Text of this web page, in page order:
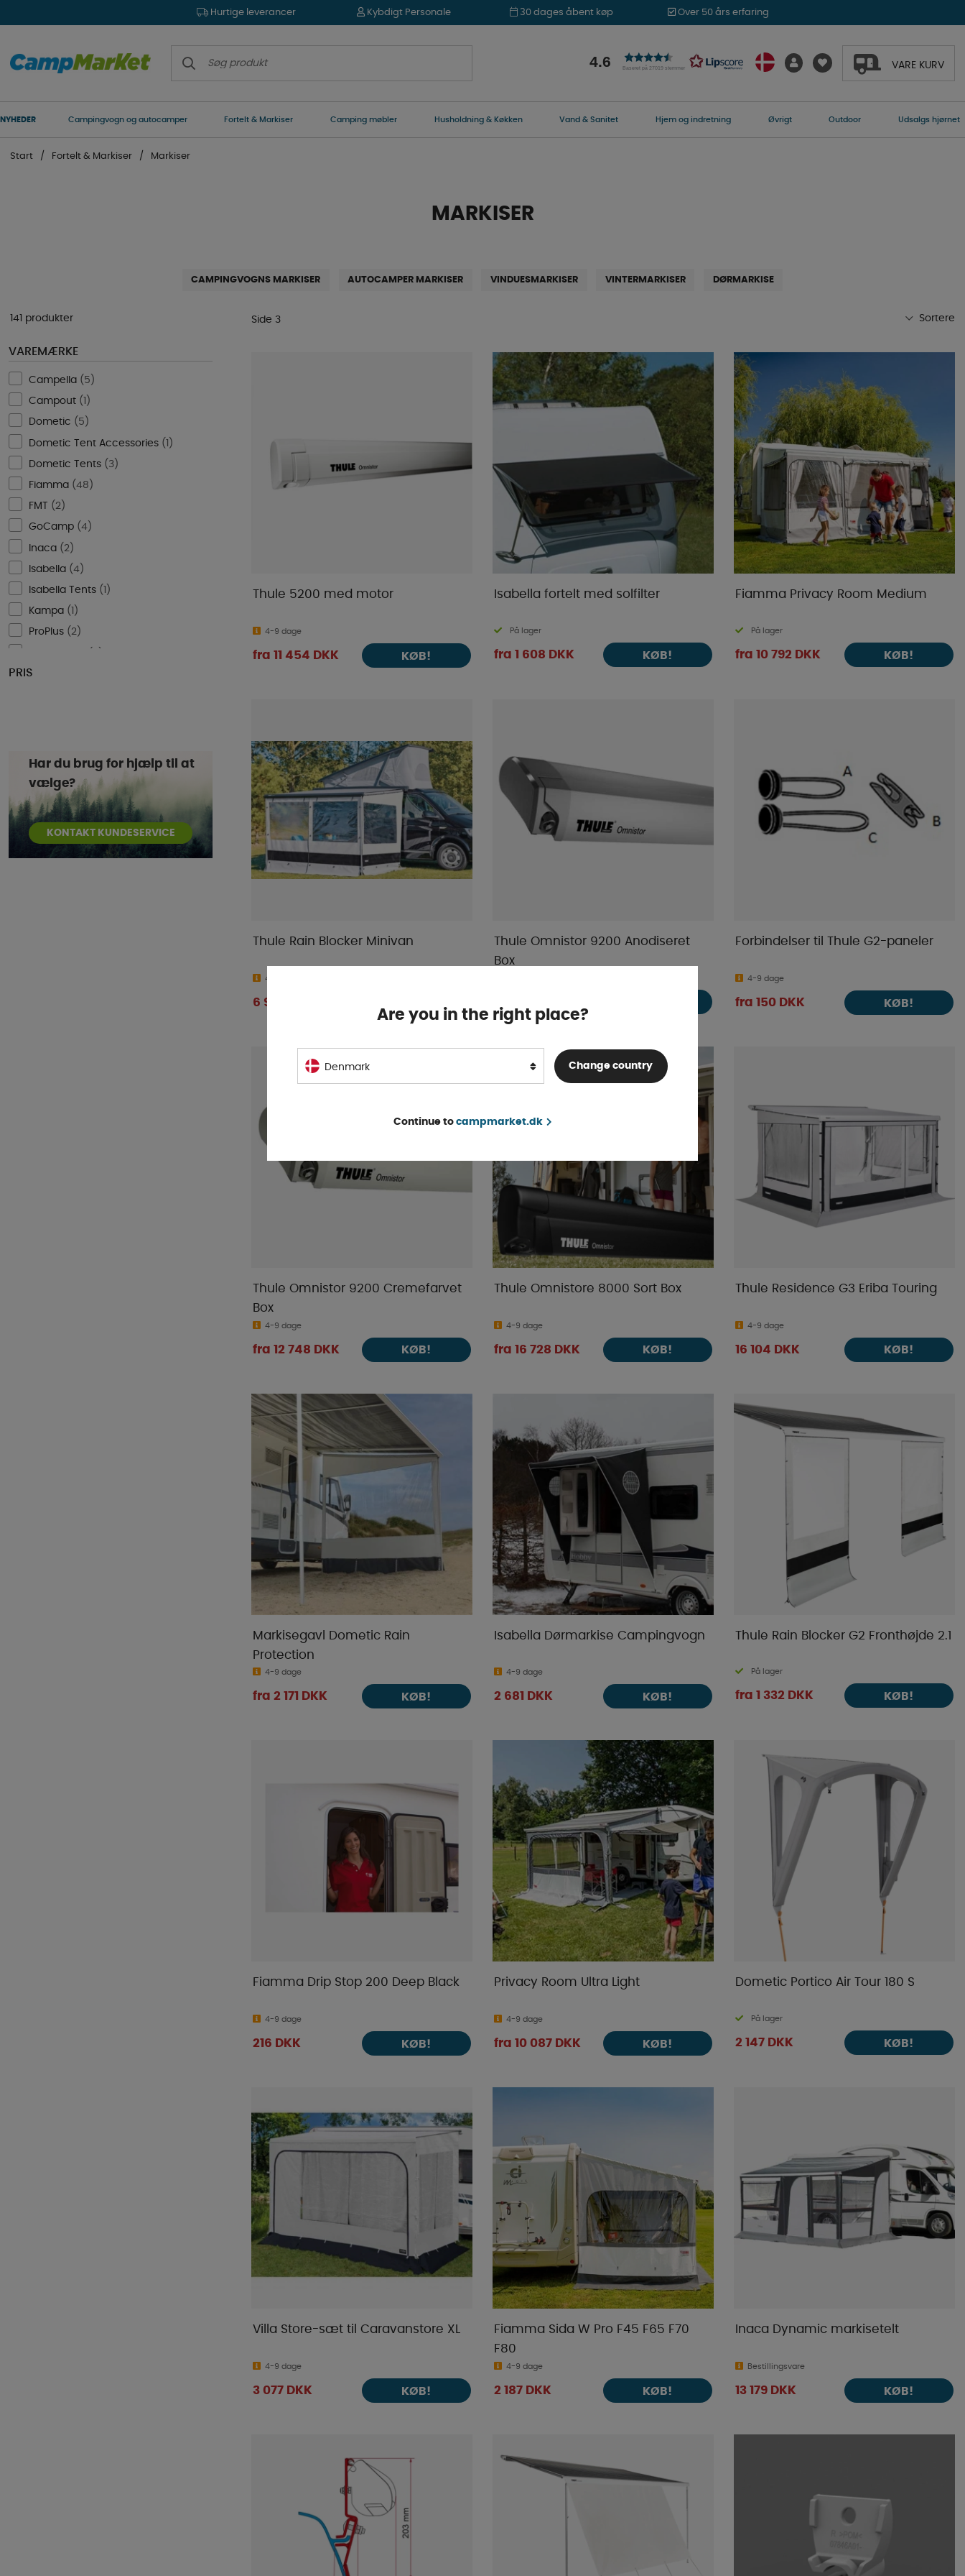
Hurtige leverancer Kybdigt Personale 30 dages åbent køp Over 50 års erfaring
4.6 Baseret på 27019 stemmer VARE KURV
NYHEDER Campingvogn og autocamper Fortelt & Markiser Camping møbler Husholdning & Køkken Vand & Sanitet Hjem og indretning Øvrigt Outdoor Udsalgs hjørnet
Start Fortelt & Markiser Markiser
MARKISER
CAMPINGVOGNS MARKISER AUTOCAMPER MARKISER VINDUESMARKISER VINTERMARKISER DØRMARKISE
Sortere
Mest populære
Navn A-Ø
Navn Ø-A
Laveste pris
Højeste pris
Varemærke
Publiceringsdato
141 produkter
VAREMÆRKE
Campella ( 5 )
Campout ( )
Dometic ( 5 )
Dometic Tent Accessories (1 )
Dometic Tents ( 3)
Fiamma (48 )
FMT ( 2)
GoCamp (4)
Inaca ( 2 )
Isabella (4 )
Isabella Tents ( )
Kampa ( )
ProPlus ( 2)
Svenska-Tält
PRIS
Har du brug for hjælp til at
vælge?
KONTAKT KUNDESERVICE
Side 3
Thule 5200 med motor
4-9 dage
fra 11 454 DKK KØB!
Isabella fortelt med solfilter
På lager
fra 1 608 DKK KØB!
Fiamma Privacy Room Medium
På lager
fra 10 792 DKK KØB!
Thule Rain Blocker Minivan
4-9 dage
6 983 DKK
Thule Omnistor 9200 Anodiseret
Box
Forbindelser til Thule G2-paneler
4-9 dage
fra 150 DKK KØB!
Thule Omnistor 9200 Cremefarvet
Box
4-9 dage
fra 12 748 DKK KØB!
Thule Omnistore 8000 Sort Box
4-9 dage
fra 16 728 DKK KØB!
Thule Residence G3 Eriba Touring
4-9 dage
16 104 DKK KØB!
Markisegavl Dometic Rain
Protection
4-9 dage
fra 2 171 DKK KØB!
Isabella Dørmarkise Campingvogn
4-9 dage
2 681 DKK KØB!
Thule Rain Blocker G2 Fronthøjde 2.1
På lager
fra 1 332 DKK KØB!
Fiamma Drip Stop 200 Deep Black
4-9 dage
216 DKK KØB!
Privacy Room Ultra Light
4-9 dage
fra 10 087 DKK KØB!
Dometic Portico Air Tour 180 S
På lager
2 147 DKK KØB!
Villa Store-sæt til Caravanstore XL
4-9 dage
3 077 DKK KØB!
Fiamma Sida W Pro F45 F65 F70
F80
4-9 dage
2 187 DKK KØB!
Inaca Dynamic markisetelt
Bestillingsvare
13 179 DKK KØB!
Are you in the right place?
Denmark Change country
Continue to campmarket.dk